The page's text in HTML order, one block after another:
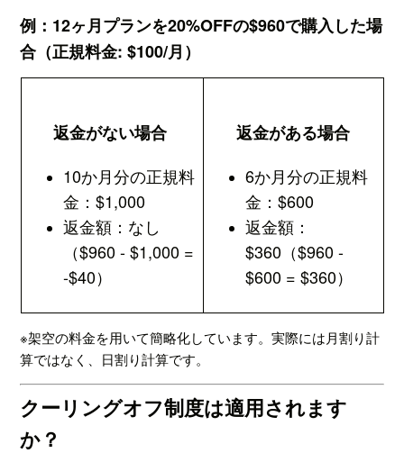
例：12ヶ月プランを20%OFFの$960で購入した場
合（正規料金: $100/月）
返金がない場合
10か月分の正規料
金：$1,000
返金額：なし
（$960 - $1,000 =
-$40）
返金がある場合
6か月分の正規料
金：$600
返金額：
$360（$960 -
$600 = $360）
※架空の料金を用いて簡略化しています。実際には月割り計
算ではなく、日割り計算です。
クーリングオフ制度は適用されます
か？